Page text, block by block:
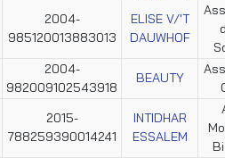
2004-
985120013883013
ELISE V/'T
DAUWHOF
2004-
982009102543918
BEAUTY
2015-
788259390014241
INTIDHAR
ESSALEM